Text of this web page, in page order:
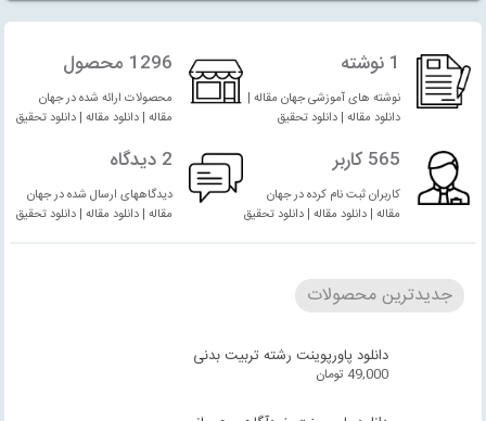
1 نوشته
نوشته های آموزشی جهان مقاله |
دانلود مقاله | دانلود تحقیق
1296 محصول
محصولات ارائه شده در جهان
مقاله | دانلود مقاله | دانلود تحقیق
565 کاربر
کاربران ثبت نام کرده در جهان
مقاله | دانلود مقاله | دانلود تحقیق
2 دیدگاه
دیدگاههای ارسال شده در جهان
مقاله | دانلود مقاله | دانلود تحقیق
جدیدترین محصولات
دانلود پاورپوینت رشته تربیت بدنی
49,000 تومان